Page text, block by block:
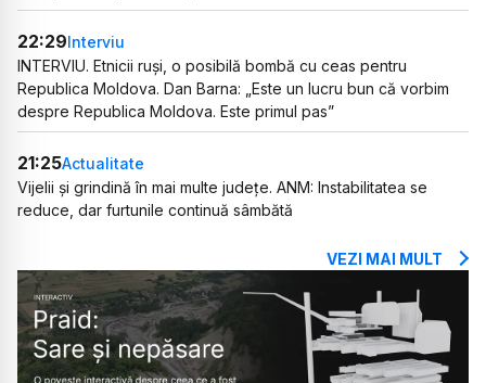
22:29Interviu
INTERVIU. Etnicii ruși, o posibilă bombă cu ceas pentru
Republica Moldova. Dan Barna: „Este un lucru bun că vorbim
despre Republica Moldova. Este primul pas”
21:25Actualitate
Vijelii și grindină în mai multe județe. ANM: Instabilitatea se
reduce, dar furtunile continuă sâmbătă
VEZI MAI MULT